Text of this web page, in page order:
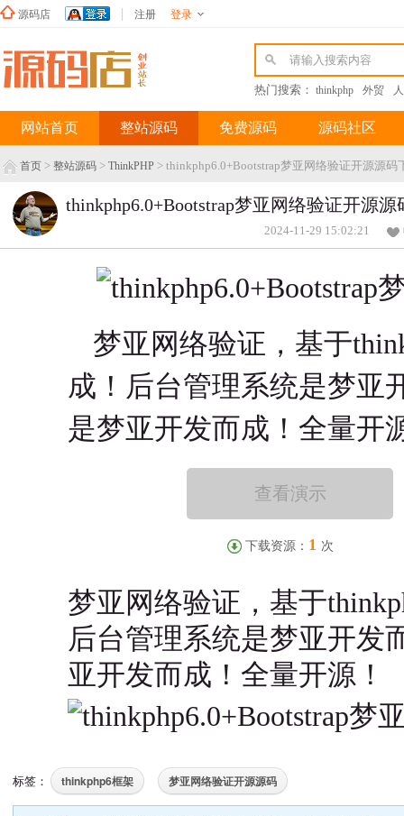
源码店 注册 登录
热门搜索： thinkphp 外贸
网站首页 整站源码 免费源码 源码社区
首页 > 整站源码 > ThinkPHP > thinkphp6.0+Bootstrap梦亚网络验证开源源码
thinkphp6.0+Bootstrap梦亚网络验证开源源
2024-11-29 15:02:21
梦亚网络验证，基于
成！后台管理系统是梦亚
是梦亚开发而成！全量开
查看演示
下载资源： 1 次
梦亚网络验证，基于
后台管理系统是梦亚开发
亚开发而成！全量开源！
标签： thinkphp6框架 梦亚网络验证开源源码